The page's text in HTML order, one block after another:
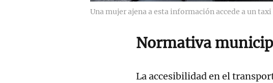
Una mujer ajena a esta información accede a un
Normativa
La accesibilidad en el